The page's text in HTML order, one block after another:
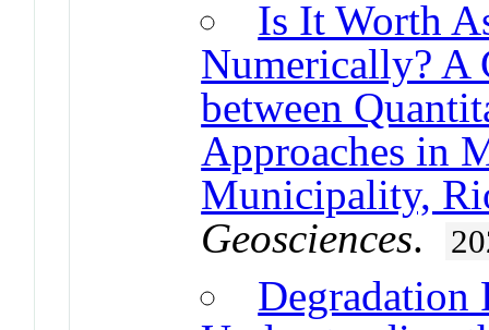
Is It Worth
Numerically? A
between
Approaches in
Municipality,
Geosciences.
Degradation